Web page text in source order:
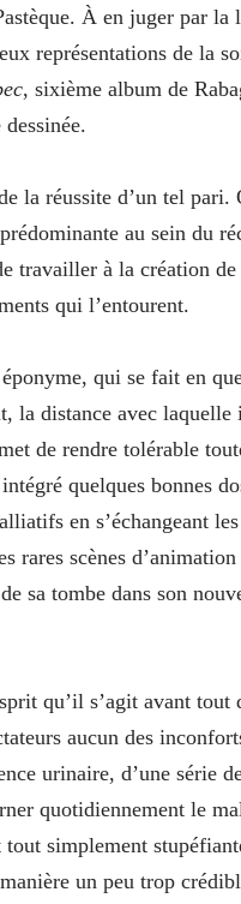
À en juger par la
représentations de la
, sixième album de
réussite d’un tel pari.
au sein du
travailler à la création
qui l’entourent.
qui se fait en
distance avec laquelle
de rendre tolérable
quelques bonnes
en s’échangeant
rares scènes
sa tombe dans son
qu’il s’agit avant tout
aucun des
urinaire, d’une série
quotidiennement le
simplement
un peu trop